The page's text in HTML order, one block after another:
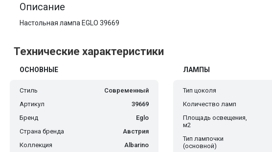
Описание
Настольная лампа EGLO 39669
Технические характеристики
ОСНОВНЫЕ
Стиль
Современный
Артикул
39669
Бренд
Eglo
Страна бренда
Австрия
Коллекция
Albarino
ЛАМПЫ
Тип цоколя
Количество ламп
Площадь освещения,
м2
Тип лампочки
(основной)